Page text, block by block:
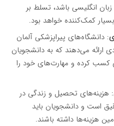
انگلیسی باشد، تسلط بر
کمک‌کننده خواهد بود.
: دانشگاه‌های پیراپزشکی آلمان
ارائه می‌دهند که به دانشجویان
کسب کرده و مهارت‌های خود را
: هزینه‌های تحصیل و زندگی در
است و دانشجویان باید
هزینه‌ها داشته باشند.